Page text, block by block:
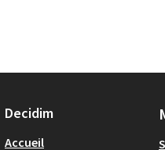
Decidim
Accueil